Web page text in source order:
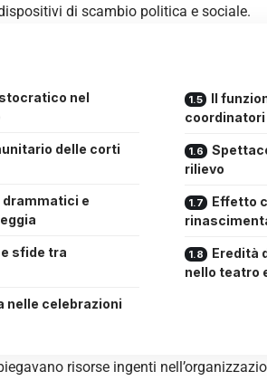
di scambio politica e sociale.
nel
delle corti
e
sfide tra
nelle celebrazioni
Il
rilievo
Effetto
Eredità
nello teatro
risorse ingenti